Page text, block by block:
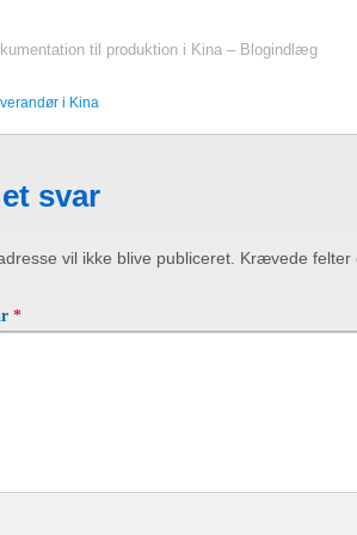
til produktion i Kina – Blogindlæg
i Kina
svar
vil ikke blive publiceret. Krævede felter
*